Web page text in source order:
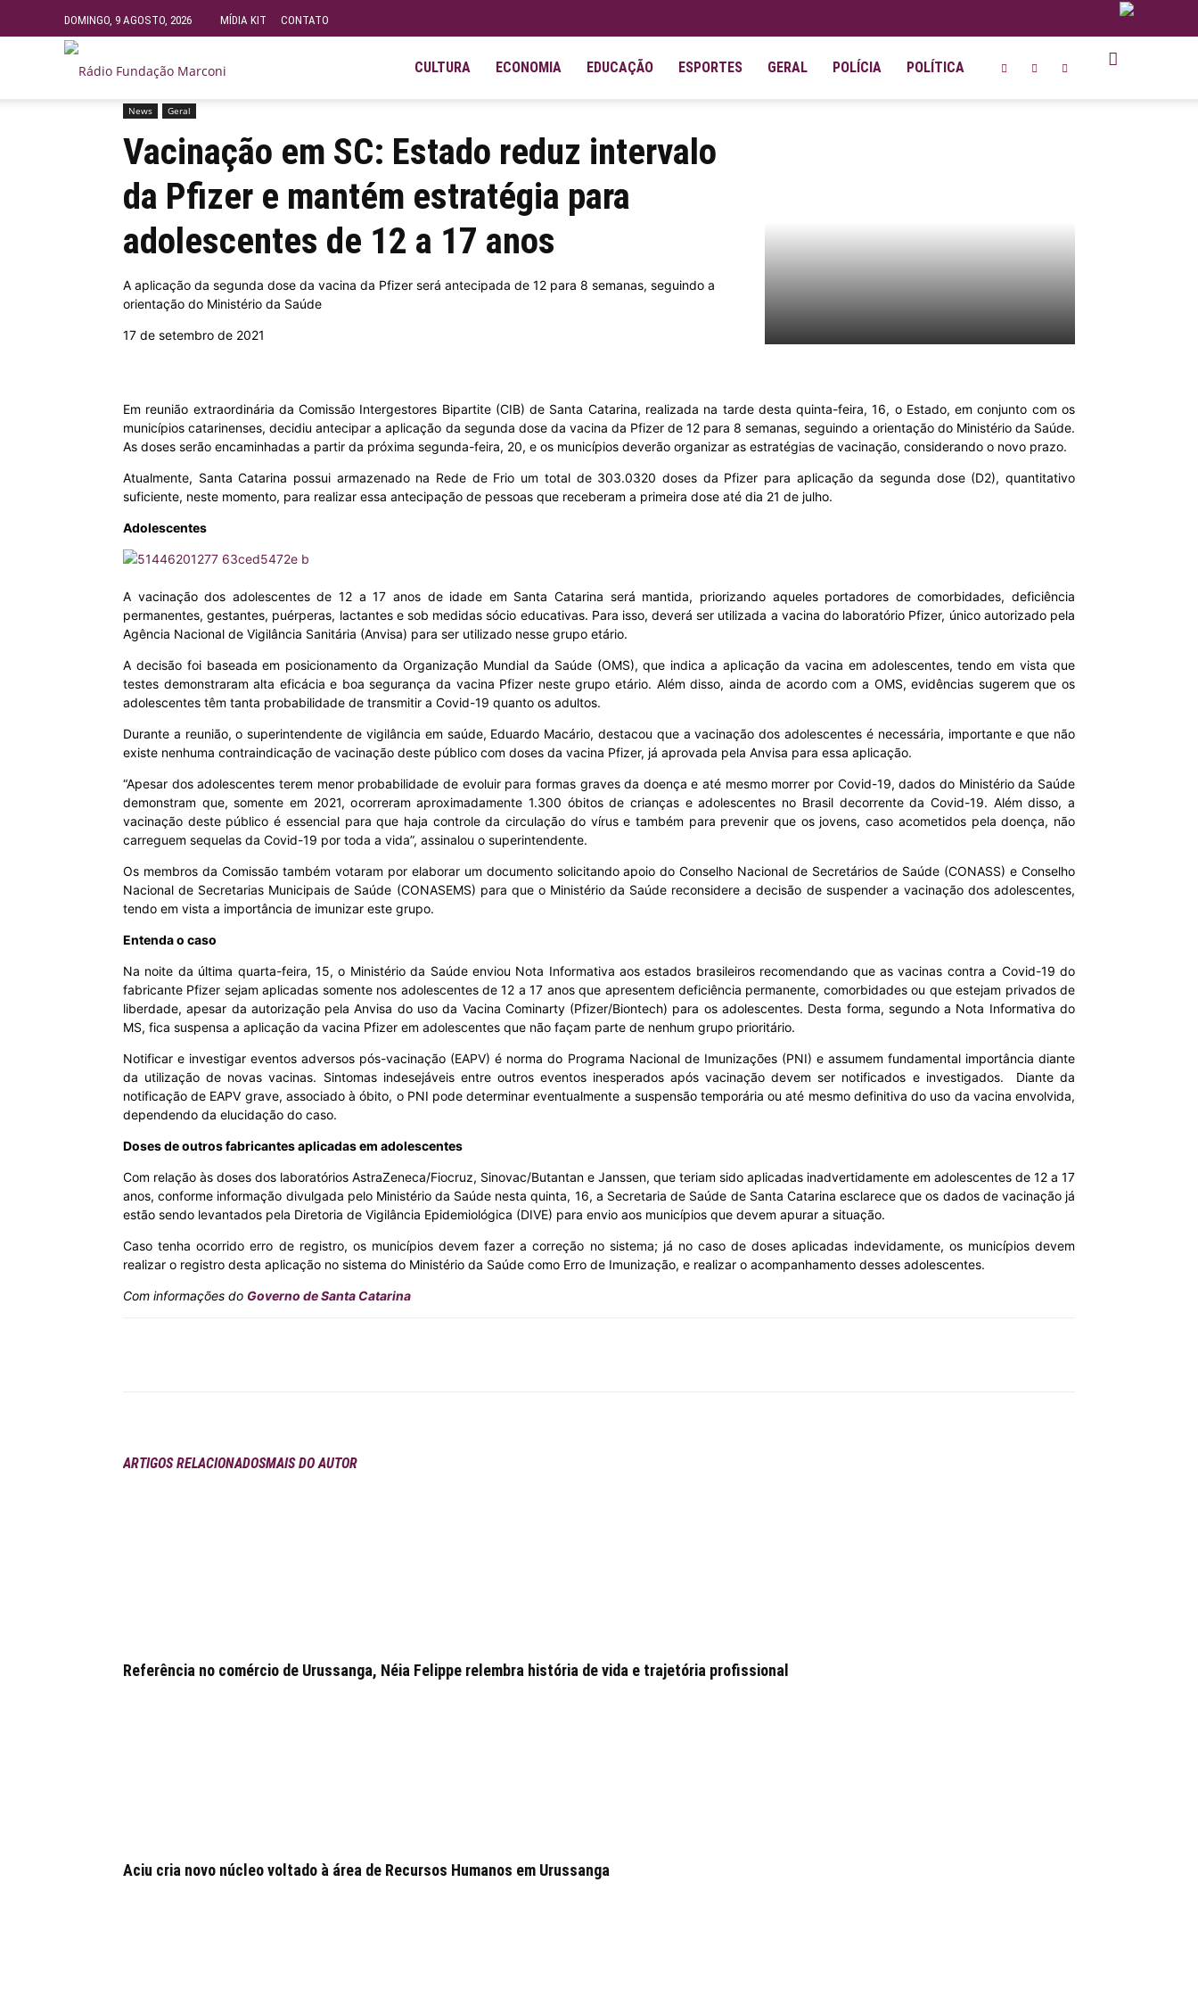
DOMINGO, 9 AGOSTO, 2026 MÍDIA KIT CONTATO
Marconi
–
MHZ
CULTURA ECONOMIA EDUCAÇÃO ESPORTES GERAL POLÍCIA POLÍTICA
Início News
News Geral
Vacinação em SC: Estado reduz intervalo
da Pfizer e mantém estratégia para
adolescentes de 12 a 17 anos
A aplicação da segunda dose da vacina da Pfizer será antecipada de 12 para 8 semanas, seguindo a
orientação do Ministério da Saúde
17 de setembro de 2021
Em reunião extraordinária da Comissão Intergestores Bipartite (CIB) de Santa Catarina, realizada na tarde desta quinta-feira, 16, o Estado, em conjunto com os
municípios catarinenses, decidiu antecipar a aplicação da segunda dose da vacina da Pfizer de 12 para 8 semanas, seguindo a orientação do Ministério da Saúde.
As doses serão encaminhadas a partir da próxima segunda-feira, 20, e os municípios deverão organizar as estratégias de vacinação, considerando o novo prazo.
Atualmente, Santa Catarina possui armazenado na Rede de Frio um total de 303.0320 doses da Pfizer para aplicação da segunda dose (D2), quantitativo
suficiente, neste momento, para realizar essa antecipação de pessoas que receberam a primeira dose até dia 21 de julho.
Adolescentes
A vacinação dos adolescentes de 12 a 17 anos de idade em Santa Catarina será mantida, priorizando aqueles portadores de comorbidades, deficiência
permanentes, gestantes, puérperas, lactantes e sob medidas sócio educativas. Para isso, deverá ser utilizada a vacina do laboratório Pfizer, único autorizado pela
Agência Nacional de Vigilância Sanitária (Anvisa) para ser utilizado nesse grupo etário.
A decisão foi baseada em posicionamento da Organização Mundial da Saúde (OMS), que indica a aplicação da vacina em adolescentes, tendo em vista que
testes demonstraram alta eficácia e boa segurança da vacina Pfizer neste grupo etário. Além disso, ainda de acordo com a OMS, evidências sugerem que os
adolescentes têm tanta probabilidade de transmitir a Covid-19 quanto os adultos.
Durante a reunião, o superintendente de vigilância em saúde, Eduardo Macário, destacou que a vacinação dos adolescentes é necessária, importante e que não
existe nenhuma contraindicação de vacinação deste público com doses da vacina Pfizer, já aprovada pela Anvisa para essa aplicação.
“Apesar dos adolescentes terem menor probabilidade de evoluir para formas graves da doença e até mesmo morrer por Covid-19, dados do Ministério da Saúde
demonstram que, somente em 2021, ocorreram aproximadamente 1.300 óbitos de crianças e adolescentes no Brasil decorrente da Covid-19. Além disso, a
vacinação deste público é essencial para que haja controle da circulação do vírus e também para prevenir que os jovens, caso acometidos pela doença, não
carreguem sequelas da Covid-19 por toda a vida”, assinalou o superintendente.
Os membros da Comissão também votaram por elaborar um documento solicitando apoio do Conselho Nacional de Secretários de Saúde (CONASS) e Conselho
Nacional de Secretarias Municipais de Saúde (CONASEMS) para que o Ministério da Saúde reconsidere a decisão de suspender a vacinação dos adolescentes,
tendo em vista a importância de imunizar este grupo.
Entenda o caso
Na noite da última quarta-feira, 15, o Ministério da Saúde enviou Nota Informativa aos estados brasileiros recomendando que as vacinas contra a Covid-19 do
fabricante Pfizer sejam aplicadas somente nos adolescentes de 12 a 17 anos que apresentem deficiência permanente, comorbidades ou que estejam privados de
liberdade, apesar da autorização pela Anvisa do uso da Vacina Cominarty (Pfizer/Biontech) para os adolescentes. Desta forma, segundo a Nota Informativa do
MS, fica suspensa a aplicação da vacina Pfizer em adolescentes que não façam parte de nenhum grupo prioritário.
Notificar e investigar eventos adversos pós-vacinação (EAPV) é norma do Programa Nacional de Imunizações (PNI) e assumem fundamental importância diante
da utilização de novas vacinas. Sintomas indesejáveis entre outros eventos inesperados após vacinação devem ser notificados e investigados. Diante da
notificação de EAPV grave, associado à óbito, o PNI pode determinar eventualmente a suspensão temporária ou até mesmo definitiva do uso da vacina envolvida,
dependendo da elucidação do caso.
Doses de outros fabricantes aplicadas em adolescentes
Com relação às doses dos laboratórios AstraZeneca/Fiocruz, Sinovac/Butantan e Janssen, que teriam sido aplicadas inadvertidamente em adolescentes de 12 a 17
anos, conforme informação divulgada pelo Ministério da Saúde nesta quinta, 16, a Secretaria de Saúde de Santa Catarina esclarece que os dados de vacinação já
estão sendo levantados pela Diretoria de Vigilância Epidemiológica (DIVE) para envio aos municípios que devem apurar a situação.
Caso tenha ocorrido erro de registro, os municípios devem fazer a correção no sistema; já no caso de doses aplicadas indevidamente, os municípios devem
realizar o registro desta aplicação no sistema do Ministério da Saúde como Erro de Imunização, e realizar o acompanhamento desses adolescentes.
Com informações do Governo de Santa Catarina
ARTIGOS RELACIONADOSMAIS DO AUTOR
Referência no comércio de Urussanga, Néia Felippe relembra história de vida e trajetória profissional
Aciu cria novo núcleo voltado à área de Recursos Humanos em Urussanga